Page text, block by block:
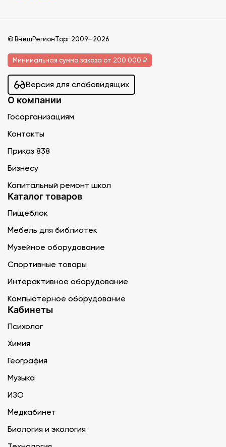
© ВнешРегионТорг 2009—2026
Минимальная сумма заказа от 200 000 ₽
Версия для слабовидящих
О компании
Госорганизациям
Контакты
Приказ 838
Бизнесу
Капитальный ремонт школ
Каталог товаров
Пищеблок
Мебель для библиотек
Музейное оборудование
Спортивные товары
Интерактивное оборудование
Компьютерное оборудование
Кабинеты
Психолог
Химия
География
Музыка
ИЗО
Медкабинет
Биология и экология